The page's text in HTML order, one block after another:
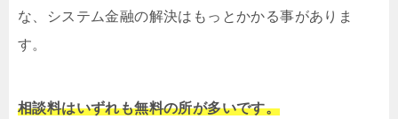
な、システム金融の解決はもっとかかる事がありま
す。
相談料はいずれも無料の所が多いです。